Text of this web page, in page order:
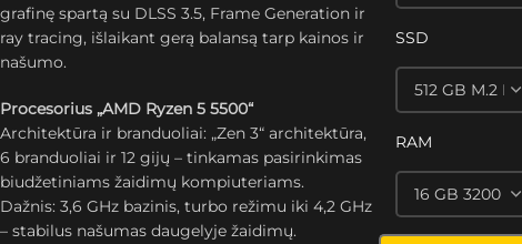
grafinę spartą su DLSS 3.5, Frame Generation ir
ray tracing, išlaikant gerą balansą tarp kainos ir
našumo.
Procesorius „AMD Ryzen 5 5500“
Architektūra ir branduoliai: „Zen 3“ architektūra,
6 branduoliai ir 12 gijų – tinkamas pasirinkimas
biudžetiniams žaidimų kompiuteriams.
Dažnis: 3,6 GHz bazinis, turbo režimu iki 4,2 GHz
– stabilus našumas daugelyje žaidimų.
SSD
RAM